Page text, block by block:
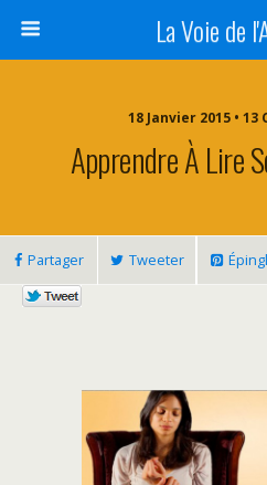
La Voie de
18 Janvier 2015 •
Apprendre À Lire
Partager Tweeter